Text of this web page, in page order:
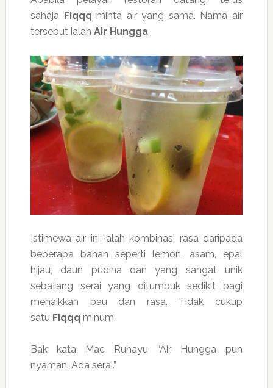
sahaja Fiqqq minta air yang sama. Nama air
tersebut ialah Air Hungga.
Istimewa air ini ialah kombinasi rasa daripada
beberapa bahan seperti lemon, asam, epal
hijau, daun pudina dan yang sangat unik
sebatang serai yang ditumbuk sedikit bagi
menaikkan bau dan rasa. Tidak cukup
satu Fiqqq minum.
Bak kata Mac Ruhayu “Air Hungga pun
nyaman. Ada serai.”